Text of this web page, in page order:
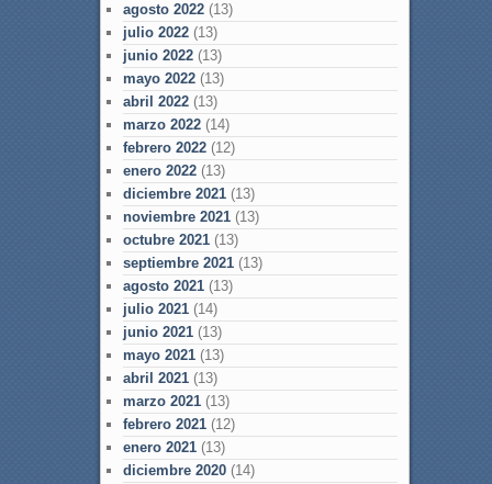
agosto 2022(13)
julio 2022(13)
junio 2022(13)
mayo 2022(13)
abril 2022(13)
marzo 2022(14)
febrero 2022(12)
enero 2022(13)
diciembre 2021(13)
noviembre 2021(13)
octubre 2021(13)
septiembre 2021(13)
agosto 2021(13)
julio 2021(14)
junio 2021(13)
mayo 2021(13)
abril 2021(13)
marzo 2021(13)
febrero 2021(12)
enero 2021(13)
diciembre 2020(14)